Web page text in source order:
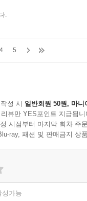
.
4 5
성 시 일반회원 50원, 마니
뷰만 YES포인트 지급됩니
시점부터 마지막 회차 주
ray, 패션 및 판매금지 상
성가능